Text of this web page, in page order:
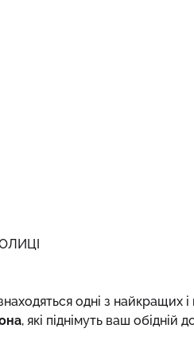
одні з найкращих і
, які піднімуть ваш обідній